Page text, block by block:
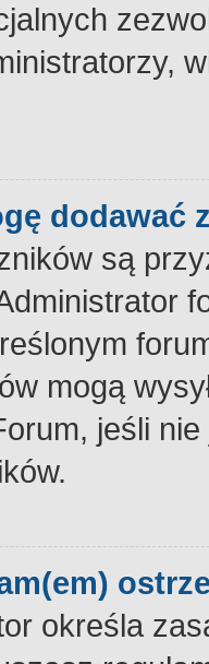
dodawać
są
mogą
jeśli
określa